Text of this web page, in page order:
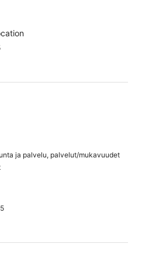
ja palvelu, palvelut/mukavuudet